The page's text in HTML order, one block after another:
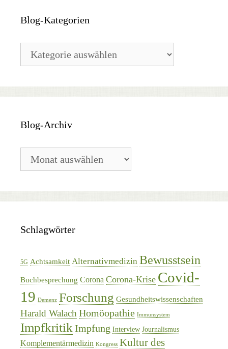
Blog-Kategorien
Kategorien
Blog-Archiv
Archiv
Schlagwörter
5G Achtsamkeit Alternativmedizin Bewusstsein
Buchbesprechung Corona Corona-Krise Covid-
19 Demenz Forschung Gesundheitswissenschaften
Harald Walach Homöopathie Immunsystem
Impfkritik Impfung Interview Journalismus
Komplementärmedizin Kongress Kultur des